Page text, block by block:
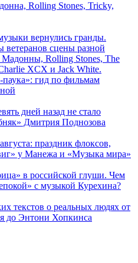
Rolling Stones, Tricky,
вернулись гранды.
сцены разной
Rolling Stones, The
XCX и Jack White.
паука»: гид по фильмам
дней назад не стало
Дмитрия Поднозова
праздник флоксов,
у Манежа и «Музыка мира»
в российской глуши. Чем
с музыкой Курехина?
текстов о реальных людях от
до Энтони Хопкинса